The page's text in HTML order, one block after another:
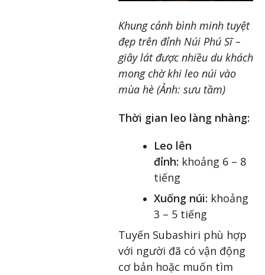
Khung cảnh bình minh tuyệt
đẹp trên đỉnh Núi Phú Sĩ –
giây lát được nhiều du khách
mong chờ khi leo núi vào
mùa hè (Ảnh: sưu tầm)
Thời gian leo làng nhàng:
Leo lên
đỉnh: khoảng 6 – 8
tiếng
Xuống núi: khoảng
3 – 5 tiếng
Tuyến Subashiri phù hợp
với người đã có vận động
cơ bản hoặc muốn tìm